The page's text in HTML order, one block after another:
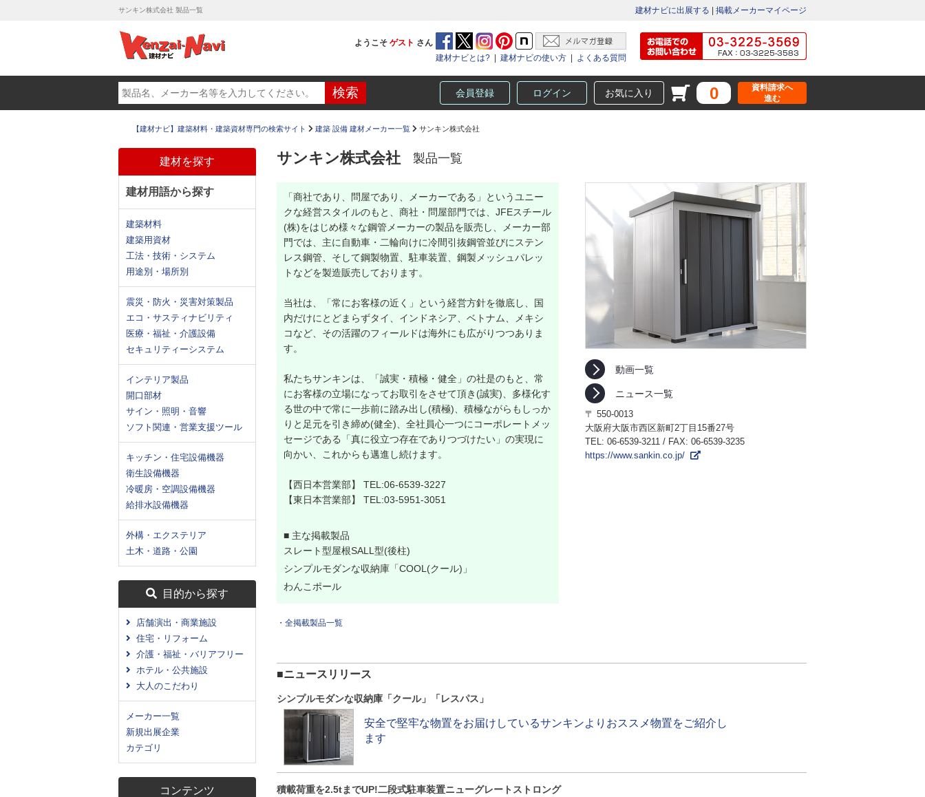
サンキン株式会社 製品一覧 建材ナビに出展する 掲載メーカーマイページ
ようこそ ゲスト さん
建材ナビとは?
建材ナビの使い方 よくある質問
会員登録 ログイン お気に入り 0
資料請求へ
進む
【建材ナビ】建築材料・建築資材専門の検索サイト 建築 設備 建材メーカー一覧 サンキン株式会社
建材を探す
建材用語から探す
建築材料
建築用資材
工法・技術・システム
用途別・場所別
震災・防火・災害対策製品
エコ・サスティナビリティ
医療・福祉・介護設備
セキュリティーシステム
インテリア製品
開口部材
サイン・照明・音響
ソフト関連・営業支援ツール
キッチン・住宅設備機器
衛生設備機器
冷暖房・空調設備機器
給排水設備機器
外構・エクステリア
土木・道路・公園
目的から探す
店舗演出・商業施設
住宅・リフォーム
介護・福祉・バリアフリー
ホテル・公共施設
大人のこだわり
メーカー一覧
新規出展企業
カテゴリ
コンテンツ
サンキン株式会社 製品一覧
「商社であり、問屋であり、メーカーである」というユニー
クな経営スタイルのもと、商社・問屋部門では、JFEスチール
(株)をはじめ様々な鋼管メーカーの製品を販売し、メーカー部
門では、主に自動車・二輪向けに冷間引抜鋼管並びにステン
レス鋼管、そして鋼製物置、駐車装置、鋼製メッシュパレッ
トなどを製造販売しております。
当社は、「常にお客様の近く」という経営方針を徹底し、国
内だけにとどまらずタイ、インドネシア、ベトナム、メキシ
コなど、その活躍のフィールドは海外にも広がりつつありま
す。
私たちサンキンは、「誠実・積極・健全」の社是のもと、常
にお客様の立場になってお取引をさせて頂き(誠実)、多様化す
る世の中で常に一歩前に踏み出し(積極)、積極ながらもしっか
りと足元を引き締め(健全)、全社員心一つにコーポレートメッ
セージである「真に役立つ存在でありつづけたい」の実現に
向かい、これからも邁進し続けます。
【西日本営業部】 TEL:06-6539-3227
【東日本営業部】 TEL:03-5951-3051
■ 主な掲載製品
スレート型屋根SALL型(後柱)
シンプルモダンな収納庫「COOL(クール)」
わんこポール
・全掲載製品一覧
動画一覧
ニュース一覧
〒 550-0013
大阪府大阪市西区新町2丁目15番27号
TEL: 06-6539-3211 / FAX: 06-6539-3235
https://www.sankin.co.jp/
■ニュースリリース
シンプルモダンな収納庫「クール」「レスパス」
安全で堅牢な物置をお届けしているサンキンよりおススメ物置をご紹介し
ます
積載荷重を2.5tまでUP!二段式駐車装置ニューグレートストロング